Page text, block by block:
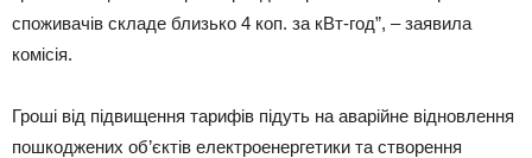
споживачів складе близько 4 коп. за кВт-год”, – заявила
комісія.
Гроші від підвищення тарифів підуть на аварійне відновлення
пошкоджених об’єктів електроенергетики та створення